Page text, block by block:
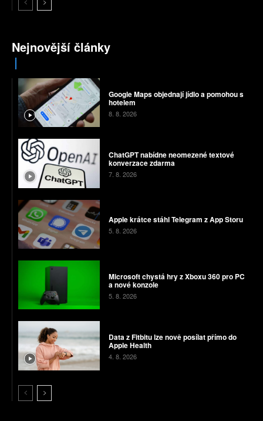
Nejnovější články
Google Maps objednají jídlo a pomohou s
hotelem
8. 8. 2026
ChatGPT nabídne neomezené textové
konverzace zdarma
7. 8. 2026
Apple krátce stáhl Telegram z App Storu
5. 8. 2026
Microsoft chystá hry z Xboxu 360 pro PC
a nové konzole
5. 8. 2026
Data z Fitbitu lze nově posílat přímo do
Apple Health
4. 8. 2026